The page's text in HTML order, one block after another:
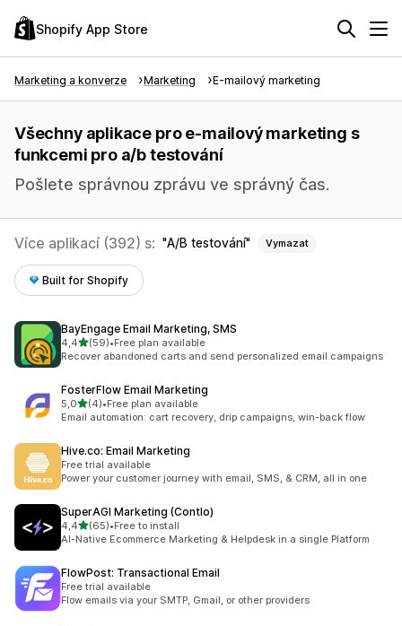
Shopify App Store
Marketing a konverze Marketing E-mailový marketing
Všechny aplikace pro e-mailový marketing s
funkcemi pro a/​b testování
Pošlete správnou zprávu ve správný čas.
Více aplikací (392) s: A/​B testování Vymazat
Built for Shopify
BayEngage Email Marketing, SMS
4,4z 5 hvězd
(59)
Celkový počet recenzí: 59
•Free plan available
Recover abandoned carts and send personalized email campaigns
FosterFlow Email Marketing
5,0z 5 hvězd
(4)
Celkový počet recenzí: 4
•Free plan available
Email automation: cart recovery, drip campaigns, win-back flow
Hive.co: Email Marketing
Free trial available
Power your customer journey with email, SMS, & CRM, all in one
SuperAGI Marketing (Contlo)
4,4z 5 hvězd
(65)
Celkový počet recenzí: 65
•Free to install
AI-Native Ecommerce Marketing & Helpdesk in a single Platform
FlowPost: Transactional Email
Free trial available
Flow emails via your SMTP, Gmail, or other providers